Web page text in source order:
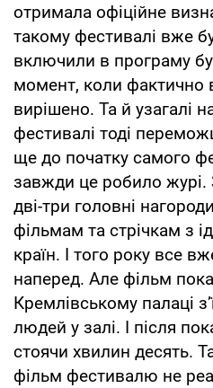
отримала офіційне
такому фестивалі вже
включили в програму
момент, коли фактично
вирішено. Та й узагалі
фестивалі тоді
ще до початку самого
завжди це робило журі.
дві-три головні
фільмам та стрічкам з
країн. І того року все
наперед. Але фільм
Кремлівському палаці
людей у залі. І після
стоячи хвилин десять.
фільм фестивалю не